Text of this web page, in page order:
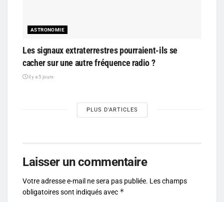
ASTRONOMIE
Les signaux extraterrestres pourraient-ils se
cacher sur une autre fréquence radio ?
il y a 5 jours
PLUS D'ARTICLES
Laisser un commentaire
Votre adresse e-mail ne sera pas publiée. Les champs
obligatoires sont indiqués avec *